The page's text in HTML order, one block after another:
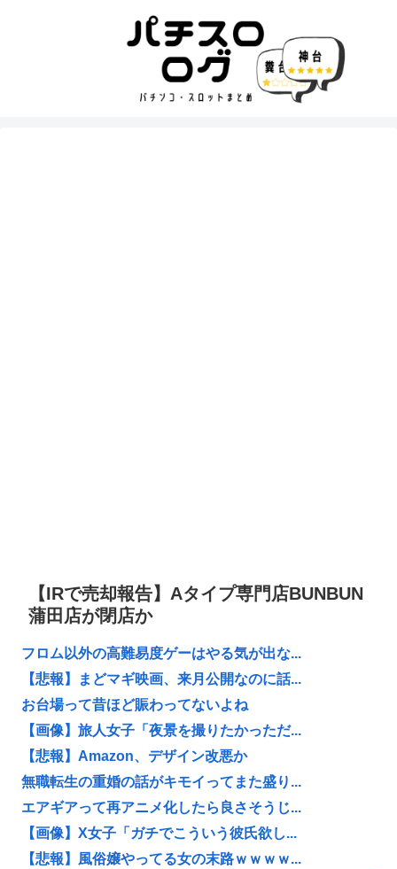
【IRで売却報告】Aタイプ専門店BUNBUN
蒲田店が閉店か
フロム以外の高難易度ゲーはやる気が出な...
【悲報】まどマギ映画、来月公開なのに話...
お台場って昔ほど賑わってないよね
【画像】旅人女子「夜景を撮りたかっただ...
【悲報】Amazon、デザイン改悪か
無職転生の重婚の話がキモイってまた盛り...
エアギアって再アニメ化したら良さそうじ...
【画像】X女子「ガチでこういう彼氏欲し...
【悲報】風俗嬢やってる女の末路ｗｗｗｗ...